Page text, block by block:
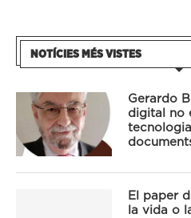
NOTÍCIES MÉS VISTES
Gerardo
digital no
El paper
la vida o